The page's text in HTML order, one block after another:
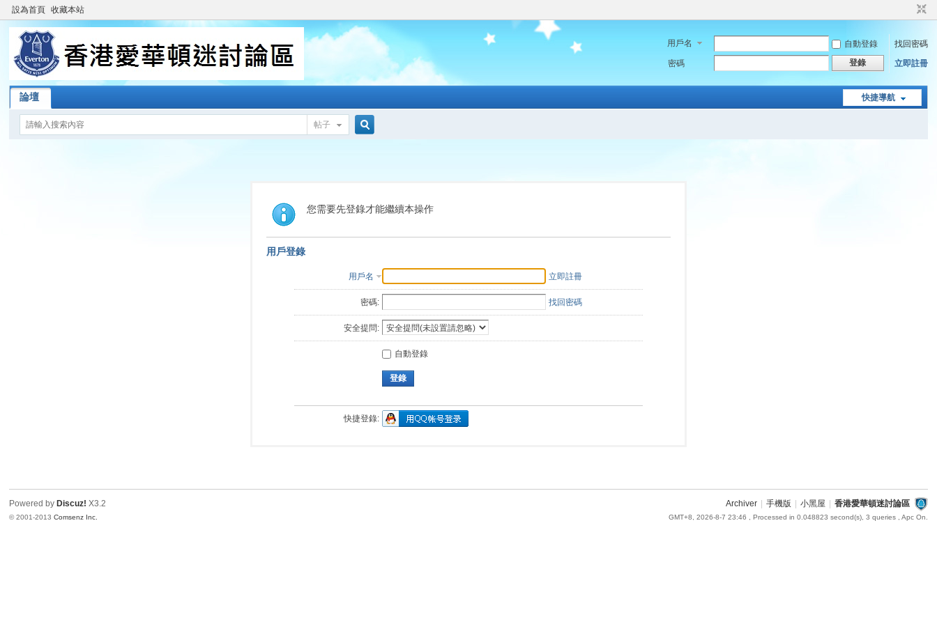
設為首頁 收藏本站
用戶名 自動登錄
找回密碼
密碼
登錄 立即註冊
快捷導航
論壇
帖子
索
您需要先登錄才能繼續本操作
用戶登錄
用戶名 立即註冊
密碼: 找回密碼
安全提問:
自動登錄
登錄
快捷登錄:
Archiver 手機版 小黑屋 香港愛華頓迷討論區
GMT+8, 2026-8-7 23:46 , Processed in 0.048823 second(s), 3 queries , Apc On.
Powered by Discuz! X3.2
© 2001-2013Comsenz Inc.